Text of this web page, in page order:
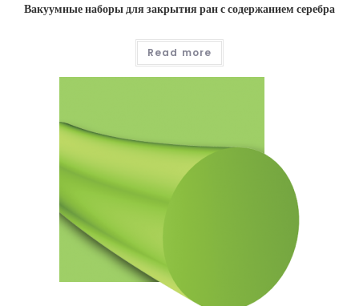
Вакуумные наборы для закрытия ран с содержанием серебра
Read more